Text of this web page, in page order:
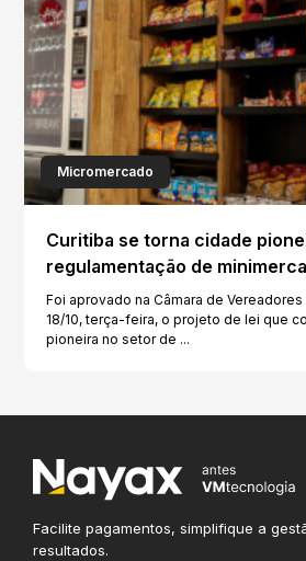
Micromercado
Curitiba se torna cidade
regulamentação de
Foi aprovado na Câmara de
18/10, terça-feira, o projeto de lei que
pioneira no setor de ...
Facilite pagamentos, simplifique a
resultados.